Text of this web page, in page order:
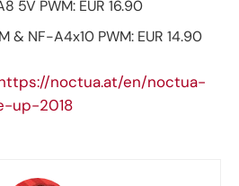
5V PWM: EUR 16.90
& NF-A4x10 PWM: EUR 14.90
noctua.at/en/noctua-
up-2018